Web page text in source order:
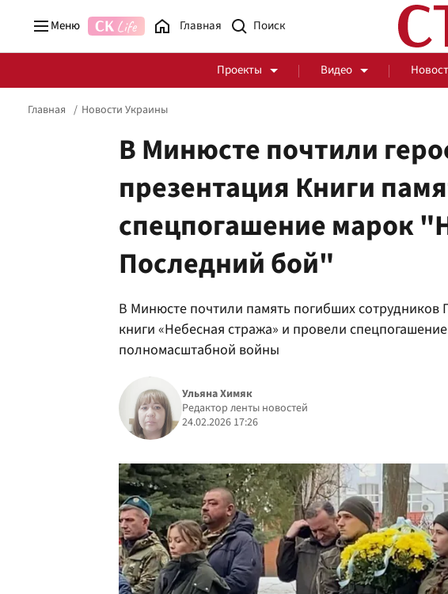
Меню Главная
Проекты Видео
Стоп Политической Коррупции Честные закупки
Главная Новости Украины
В Минюсте почтили
презентация Книги
спецпогашение марок
Последний бой"
В Минюсте почтили память погибших сотрудников
книги «Небесная стража» и провели
полномасштабной войны
Ульяна Химяк
Редактор ленты новостей
24.02.2026 17:26